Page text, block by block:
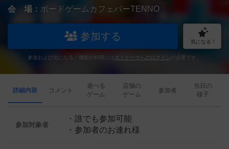
会 場： ボードゲームカフェバーTENNO
参加する 気になる！
参加および気になる！機能の利用には ボドゲーマへのログイン が必要です。
詳細内容 コメント
遊べる
ゲーム
店舗の
ゲーム
参加者
当日の
様子
参加対象者
・誰でも参加可能
・参加者のお連れ様